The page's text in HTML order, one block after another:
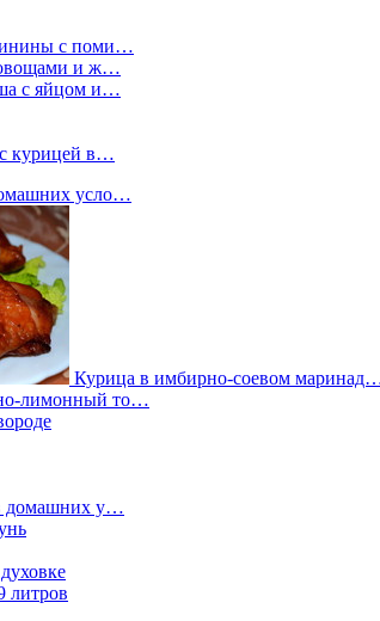
с поми…
овощами и ж…
с яйцом и…
курицей в…
усло…
Курица в имбирно-соевом
лимонный то…
домашних у…
литров